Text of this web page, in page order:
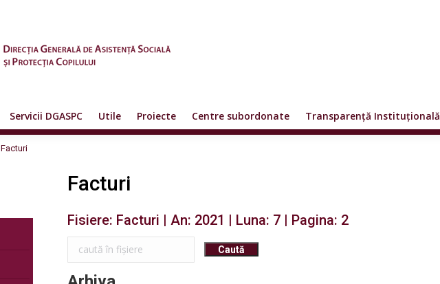
Servicii DGASPC Utile Proiecte Centre subordonate Transparență Instituțională
Facturi
Facturi
Fisiere: Facturi | An: 2021 | Luna: 7 | Pagina: 2